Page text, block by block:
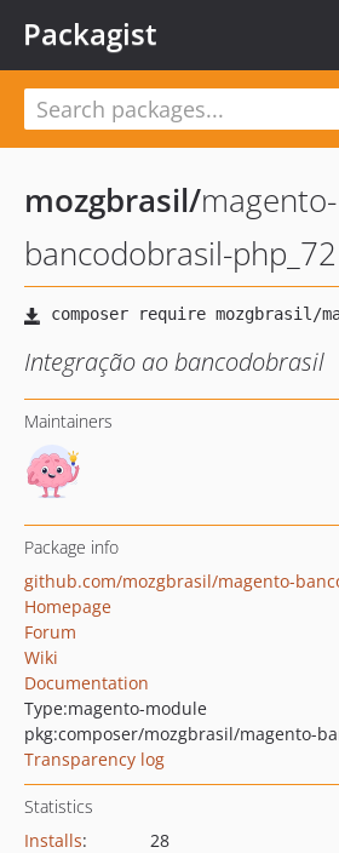
Packagist
mozgbrasil/magento-
bancodobrasil-php_72
Integração ao bancodobrasil
Maintainers
Package info
github.com/mozgbrasil/magento-
Homepage
Forum
Wiki
Documentation
Type:magento-module
pkg:composer/mozgbrasil/magento-
Transparency log
Statistics
Installs:
28